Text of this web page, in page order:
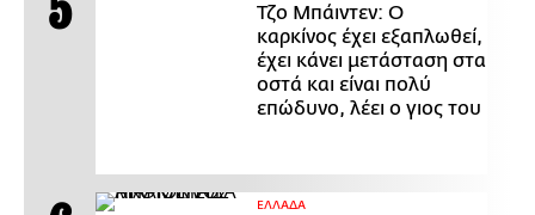
Τζο Μπάιντεν: Ο
καρκίνος έχει εξαπλωθεί,
έχει κάνει μετάσταση στα
οστά και είναι πολύ
επώδυνο, λέει ο γιος του
ΕΛΛΑΔΑ